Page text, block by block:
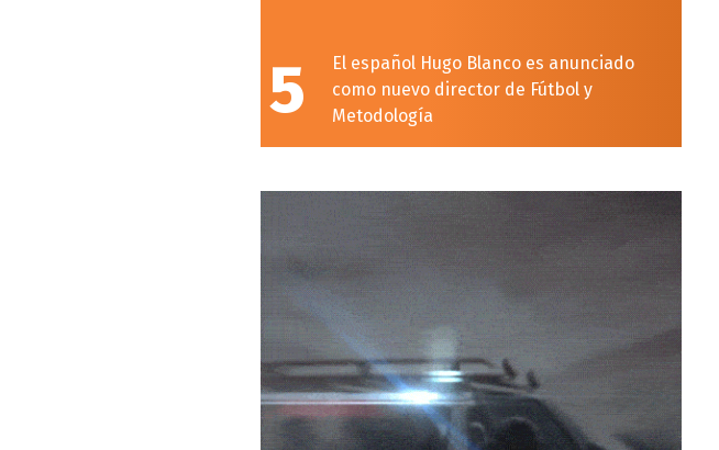
5
El español Hugo Blanco es anunciado
como nuevo director de Fútbol y
Metodología